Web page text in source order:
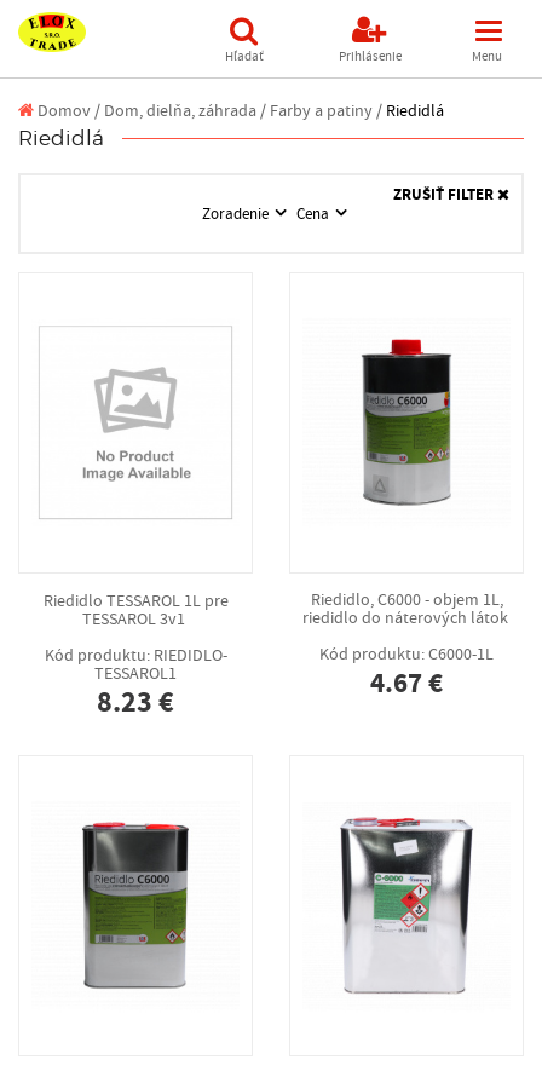
Hľadať Prihlásenie Menu
Domov/ Dom, dielňa, záhrada / Farby a patiny / Riedidlá
Riedidlá
Zoradenie Cena
ZRUŠIŤ FILTER
Riedidlo TESSAROL 1L pre
TESSAROL 3v1
Kód produktu: RIEDIDLO-
TESSAROL1
8.23 €
Riedidlo, C6000 - objem 1L,
riedidlo do náterových látok
Kód produktu: C6000-1L
4.67 €